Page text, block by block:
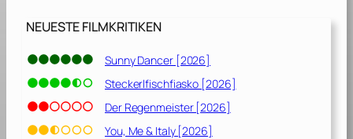
a
[
0
2
2
NEUESTE FILMKRITIKEN
Sunny Dancer [2026]
Steckerlfischfiasko [2026]
Der Regenmeister [2026]
You, Me & Italy [2026]